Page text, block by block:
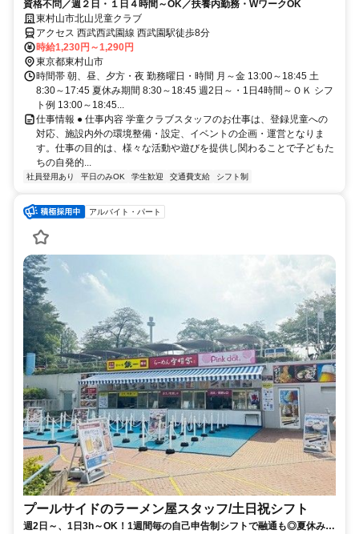
資格不問／週２日・１日４時間～OK／扶養内勤務・WワークOK
東村山市北山児童クラブ
アクセス 西武西武園線 西武園駅徒歩8分
時給1,230円～1,290円
東京都東村山市
時間帯 朝、昼、夕方・夜 勤務曜日・時間 月～金 13:00～18:45 土
8:30～17:45 夏休み期間 8:30～18:45 週2日～・1日4時間～ＯＫ シフ
ト例 13:00～18:45...
仕事情報 ● 仕事内容 学童クラブスタッフのお仕事は、登録児童への
対応、施設内外の環境整備・設定、イベントの企画・運営となりま
す。仕事の目的は、様々な活動や遊びを提供し関わることで子どもた
ちの自発的...
社員登用あり 平日のみOK 学生歓迎 交通費支給 シフト制
アルバイト・パート
プールサイドのラーメン屋スタッフ/土日祝シフト
週2日～、1日3h～OK！1週間毎の自己申告制シフトで融通も◎夏休みだ